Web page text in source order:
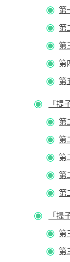
第
第
第
第
第
「
第
第
第
第
第
「
第
第